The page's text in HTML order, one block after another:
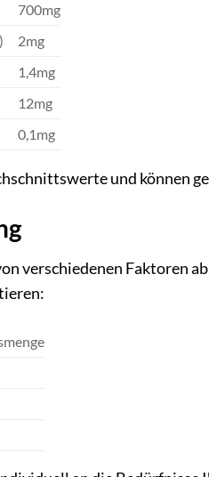
700mg
2mg
1,4mg
12mg
0,1mg
und können
verschiedenen Faktoren